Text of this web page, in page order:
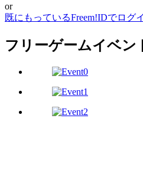
or
既にもっているFreem!IDでログ
フリーゲームイベン